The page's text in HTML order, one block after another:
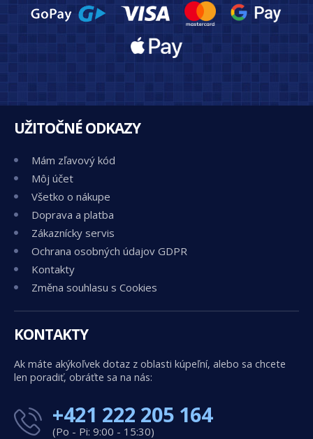
UŽITOČNÉ ODKAZY
Mám zľavový kód
Môj účet
Všetko o nákupe
Doprava a platba
Zákaznícky servis
Ochrana osobných údajov GDPR
Kontakty
Změna souhlasu s Cookies
KONTAKTY
Ak máte akýkoľvek dotaz z oblasti kúpeľní, alebo sa chcete
len poradiť, obráťte sa na nás:
+421 222 205 164
(Po - Pi: 9:00 - 15:30)